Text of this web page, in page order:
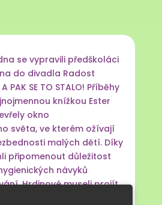
se vypravili předškoláci
do divadla Radost
SE TO STALO! Příběhy
knížkou Ester
okno
světa, ve kterém ožívají
malých dětí. Díky
připomenout důležitost
návyků
Hrdinové museli projít